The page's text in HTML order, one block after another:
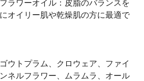
ラワーオイル：皮脂のバランスを
オイリー肌や乾燥肌の方に最適で
ウトプラム、クロウェア、ファイ
ネルフラワー、ムラムラ、オール